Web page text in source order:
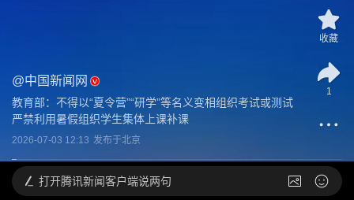
@中国新闻网
教育部：不得以“夏令营”“研学”等名义变相组织考试或测试
严禁利用暑假组织学生集体上课补课
2026-07-03 12:13 发布于北京
收藏
1
打开腾讯新闻客户端说两句